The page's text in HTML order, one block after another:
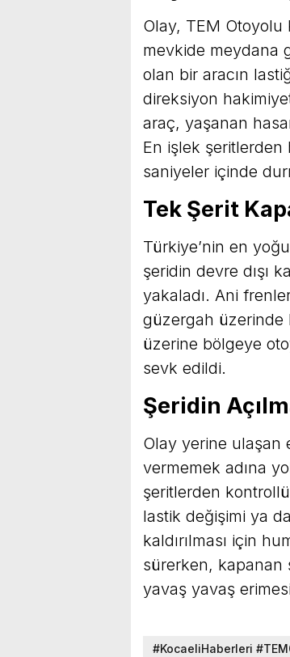
Olay, TEM Otoyolu
mevkide meydana
olan bir aracın
direksiyon
araç, yaşanan
En işlek şeritlerden
saniyeler içinde
Tek Şerit
Türkiye’nin en
şeridin devre dışı
yakaladı. Ani
güzergah üzerinde
üzerine bölgeye
sevk edildi.
Şeridin
Olay yerine ulaşan
vermemek adına
şeritlerden
lastik değişimi ya
kaldırılması için
sürerken, kapanan
yavaş yavaş
#KocaeliHaberleri